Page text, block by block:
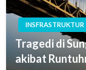
INSFRASTRUKTUR
Tragedi di
akibat